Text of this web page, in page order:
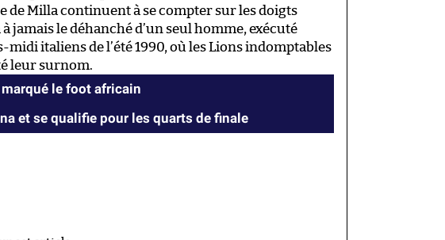
de Milla continuent à se compter sur les doigts
jamais le déhanché d’un seul homme, exécuté
italiens de l’été 1990, où les Lions indomptables
leur surnom.
le foot africain
et se qualifie pour les quarts de finale